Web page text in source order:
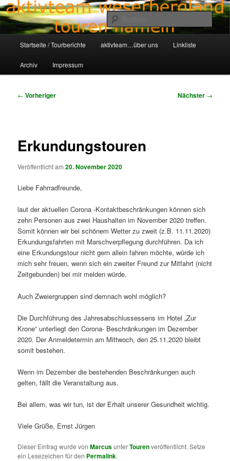
Zum
primären
Inhalt
springenawt-hameln.de
Aktivteam-Weserbergland-Touren-Hameln
Startseite / Tourberichte aktivteam…über uns Linkliste
Archiv Impressum
Beitragsnavigation
← Vorheriger Nächster →
Erkundungstouren
Veröffentlicht am20. November 2020
Liebe Fahrradfreunde,
laut der aktuellen Corona -Kontaktbeschränkungen können sich
zehn Personen aus zwei Haushalten im November 2020 treffen.
Somit können wir bei schönem Wetter zu zweit (z.B. 11.11.2020)
Erkundungsfahrten mit Marschverpflegung durchführen. Da ich
eine Erkundungstour nicht gern allein fahren möchte, würde ich
mich sehr freuen, wenn sich ein zweiter Freund zur Mitfahrt (nicht
Zeitgebunden) bei mir melden würde.
Auch Zweiergruppen sind demnach wohl möglich?
Die Durchführung des Jahresabschlussessens im Hotel „Zur
Krone“ unterliegt den Corona- Beschränkungen im Dezember
2020. Der Anmeldetermin am Mittwoch, den 25.11.2020 bleibt
somit bestehen.
Wenn im Dezember die bestehenden Beschränkungen auch
gelten, fällt die Veranstaltung aus.
Bei allem, was wir tun, ist der Erhalt unserer Gesundheit wichtig.
Viele Grüße, Ernst Jürgen
Dieser Eintrag wurde vonMarcusunterTourenveröffentlicht. Setze
ein Lesezeichen für den Permalink.